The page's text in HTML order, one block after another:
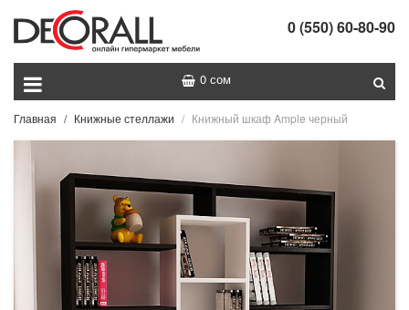
0 (550) 60-80-90
0 сом
Главная Книжные стеллажи Книжный шкаф Ample черный